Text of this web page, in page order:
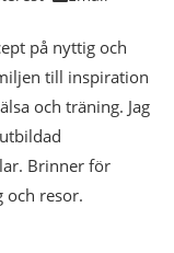
på nyttig och
till inspiration
och träning. Jag
Brinner för
och resor.